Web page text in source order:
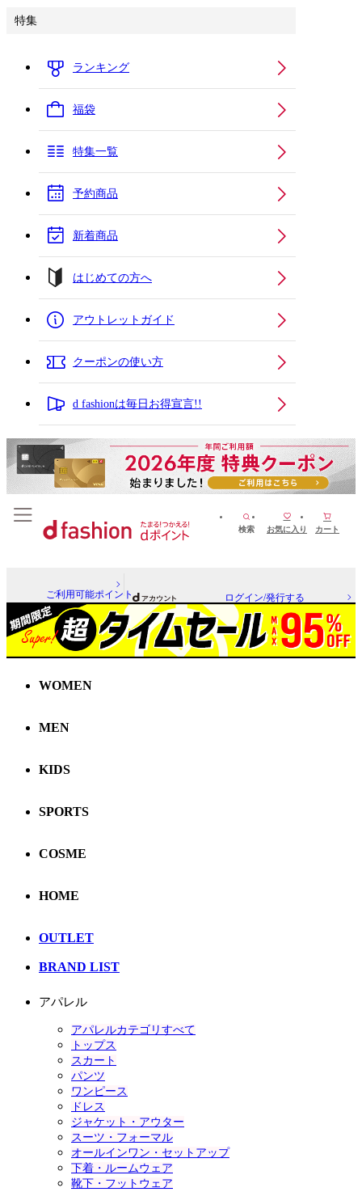
特集
ランキング
福袋
特集一覧
予約商品
新着商品
はじめての方へ
アウトレットガイド
クーポンの使い方
d fashionは毎日お得宣言!!
検索 お気に入り カート
ご利用可能ポイント ログイン/発行する
WOMEN
MEN
KIDS
SPORTS
COSME
HOME
OUTLET
BRAND LIST
アパレル
アパレルカテゴリすべて
トップス
スカート
パンツ
ワンピース
ドレス
ジャケット・アウター
スーツ・フォーマル
オールインワン・セットアップ
下着・ルームウェア
靴下・フットウェア